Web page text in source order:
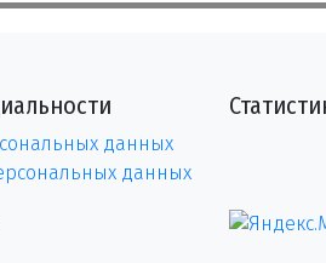
данных
данных